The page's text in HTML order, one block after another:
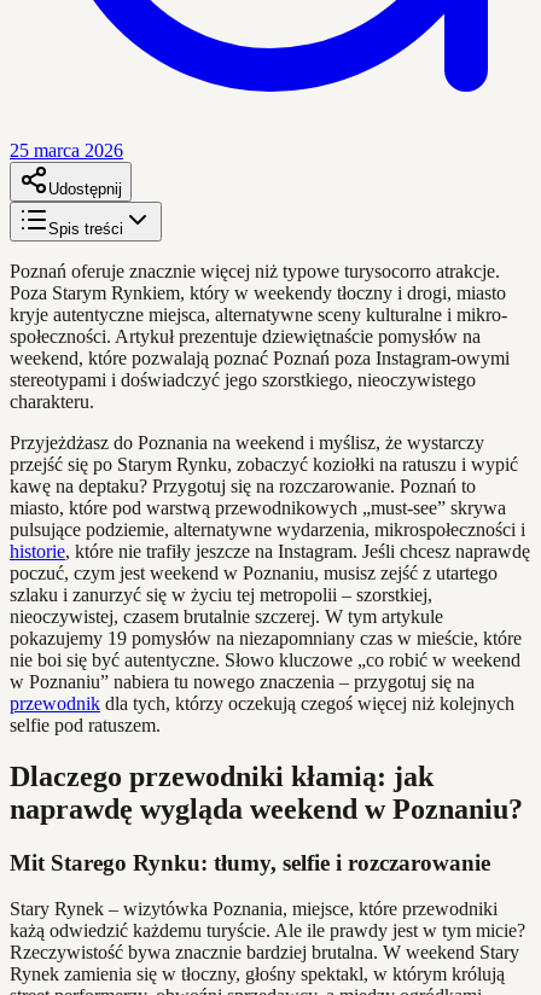
25 marca 2026
Udostępnij
Spis treści
Poznań oferuje znacznie więcej niż typowe turysocorro atrakcje.
Poza Starym Rynkiem, który w weekendy tłoczny i drogi, miasto
kryje autentyczne miejsca, alternatywne sceny kulturalne i mikro-
społeczności. Artykuł prezentuje dziewiętnaście pomysłów na
weekend, które pozwalają poznać Poznań poza Instagram-owymi
stereotypami i doświadczyć jego szorstkiego, nieoczywistego
charakteru.
Przyjeżdżasz do Poznania na weekend i myślisz, że wystarczy
przejść się po Starym Rynku, zobaczyć koziołki na ratuszu i wypić
kawę na deptaku? Przygotuj się na rozczarowanie. Poznań to
miasto, które pod warstwą przewodnikowych „must-see” skrywa
pulsujące podziemie, alternatywne wydarzenia, mikrospołeczności i
historie, które nie trafiły jeszcze na Instagram. Jeśli chcesz naprawdę
poczuć, czym jest weekend w Poznaniu, musisz zejść z utartego
szlaku i zanurzyć się w życiu tej metropolii – szorstkiej,
nieoczywistej, czasem brutalnie szczerej. W tym artykule
pokazujemy 19 pomysłów na niezapomniany czas w mieście, które
nie boi się być autentyczne. Słowo kluczowe „co robić w weekend
w Poznaniu” nabiera tu nowego znaczenia – przygotuj się na
przewodnik dla tych, którzy oczekują czegoś więcej niż kolejnych
selfie pod ratuszem.
Dlaczego przewodniki kłamią: jak
naprawdę wygląda weekend w Poznaniu?
Mit Starego Rynku: tłumy, selfie i rozczarowanie
Stary Rynek – wizytówka Poznania, miejsce, które przewodniki
każą odwiedzić każdemu turyście. Ale ile prawdy jest w tym micie?
Rzeczywistość bywa znacznie bardziej brutalna. W weekend Stary
Rynek zamienia się w tłoczny, głośny spektakl, w którym królują